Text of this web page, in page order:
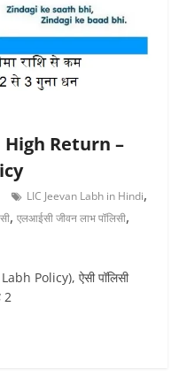
| High Return –
LIC Jeevan Labh in Hindi,
,एलआईसी जीवन लाभ पॉलिसी,
Policy), ऐसी पॉलिसी
2